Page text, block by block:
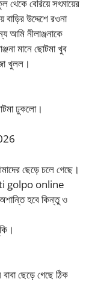
বেরিয়ে সৎমায়ের
বাড়ির উদ্দেশে রওনা
আমি নীলাঞ্জনাকে
মানে ছোটমা খুব
খুলল।
ঢুকলো।
ছেড়ে চলে গেছে।
golpo online
হবে কিন্তু ও
ছেড়ে গেছে ঠিক